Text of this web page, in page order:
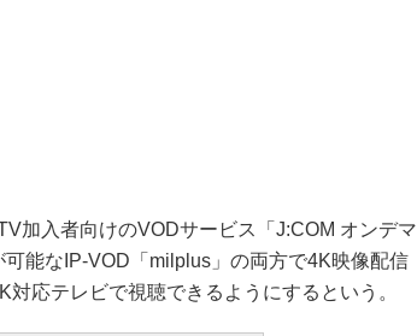
加入者向けのVODサービス「J:COM オンデマ
能なIP-VOD「milplus」の両方で4K映像配信
応テレビで視聴できるようにするという。